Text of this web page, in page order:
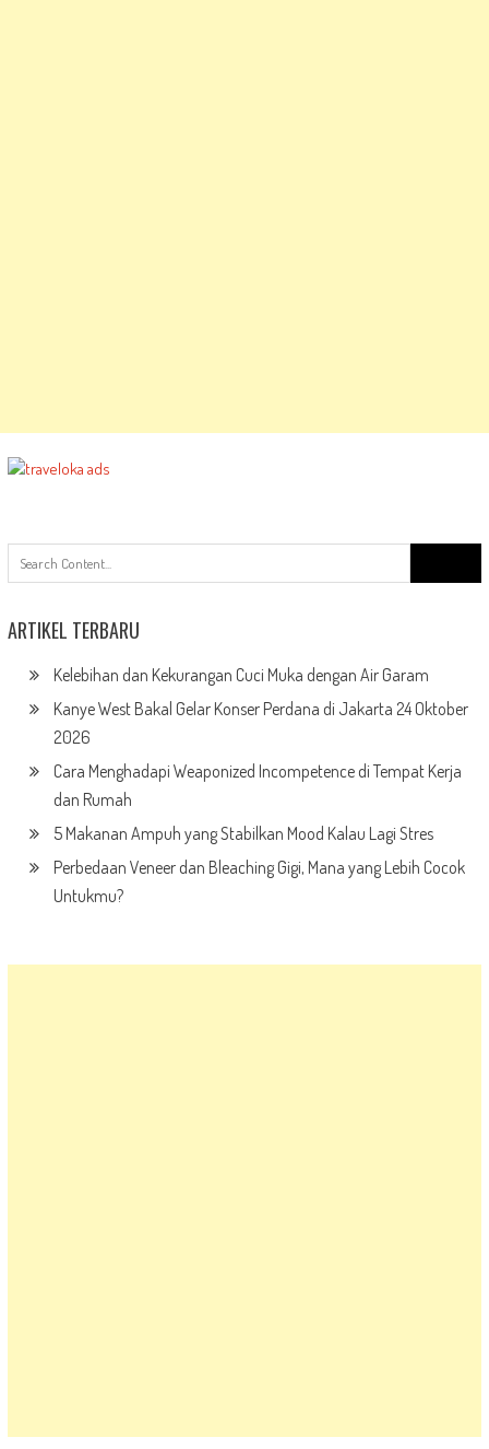
for:
ARTIKEL TERBARU
Kelebihan dan Kekurangan Cuci Muka dengan Air Garam
Kanye West Bakal Gelar Konser Perdana di Jakarta 24 Oktober
2026
Cara Menghadapi Weaponized Incompetence di Tempat Kerja
dan Rumah
5 Makanan Ampuh yang Stabilkan Mood Kalau Lagi Stres
Perbedaan Veneer dan Bleaching Gigi, Mana yang Lebih Cocok
Untukmu?